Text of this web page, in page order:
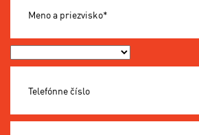
Meno a priezvisko*
Okres*
Telefónne číslo